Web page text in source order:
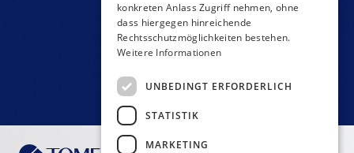
konkreten Anlass Zugriff nehmen, ohne
dass hiergegen hinreichende
Rechtsschutzmöglichkeiten bestehen.
Weitere Informationen
UNBEDINGT ERFORDERLICH
STATISTIK
MARKETING